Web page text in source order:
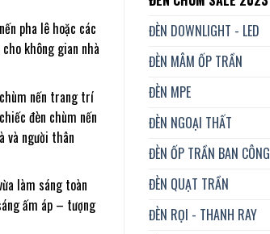
ĐÈN DOWNLIGHT - LED
ĐÈN MÂM ỐP TRẦN
ĐÈN MPE
ĐÈN NGOẠI THẤT
ĐÈN ỐP TRẦN BAN CÔNG
ĐÈN QUẠT TRẦN
ĐÈN RỌI - THANH RAY
pha lê hoặc các
không gian nhà
nến trang trí
đèn chùm nến
và người thân
làm sáng toàn
ấm áp – tượng